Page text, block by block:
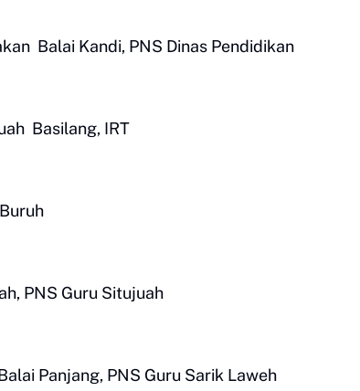
Balai Kandi, PNS Dinas Pendidikan
Basilang, IRT
PNS Guru Situjuah
Panjang, PNS Guru Sarik Laweh